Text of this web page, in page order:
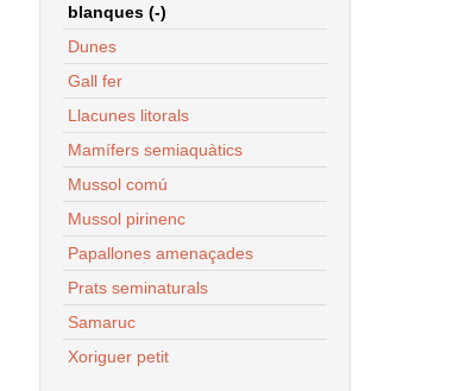
blanques (-)
Dunes
Gall fer
Llacunes litorals
Mamífers semiaquàtics
Mussol comú
Mussol pirinenc
Papallones amenaçades
Prats seminaturals
Samaruc
Xoriguer petit